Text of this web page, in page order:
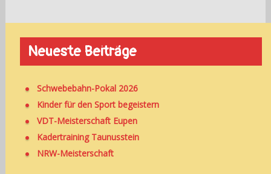
Neueste Beiträge
Schwebebahn-Pokal 2026
Kinder für den Sport begeistern
VDT-Meisterschaft Eupen
Kadertraining Taunusstein
NRW-Meisterschaft